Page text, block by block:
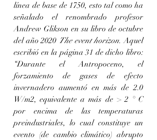
línea de base de 1750, esto tal como ha
señalado el renombrado profesor
Andrew Glikson en su libro de octubre
del año 2020 The event horizon. Aquel
escribió en la página 31 de dicho libro:
“Durante el Antropoceno, el
forzamiento de gases de efecto
invernadero aumentó en más de 2.0
W/m2, equivalente a más de > 2 ° C
por encima de las temperaturas
preindustriales, lo cual constituye un
evento (de cambio climático) abrupto